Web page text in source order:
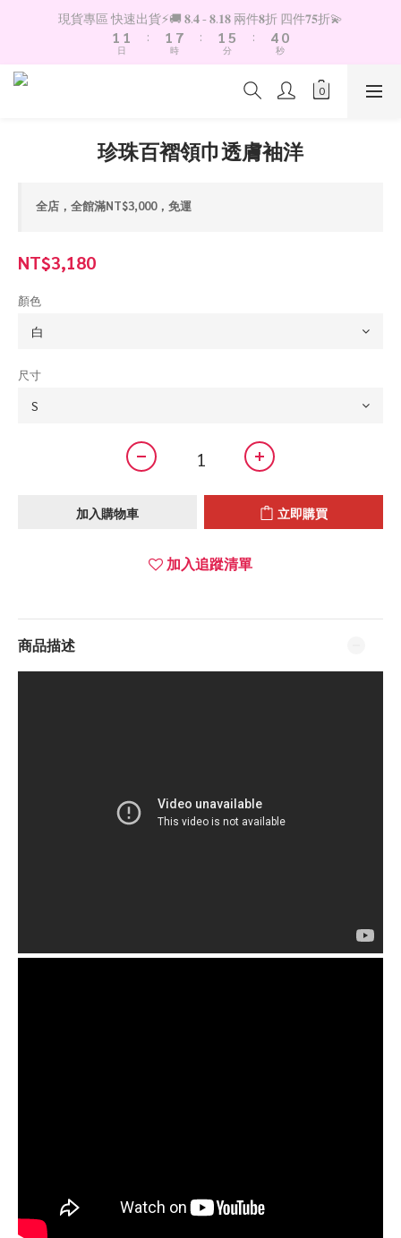
現貨專區 快速出貨⚡️🚚 𝟖.𝟒 - 𝟖.𝟏𝟖 兩件𝟖折 四件𝟕𝟓折💫
2
1
0
2
1
0
日
:
2
1
0
8
7
6
1
時
:
2
1
0
6
5
4
分
:
4
3
2
0
9
8
6
3
秒
珍珠百褶領巾透膚袖洋
全店，全館滿NT$3,000，免運
NT$3,180
顏色
尺寸
加入購物車 立即購買
加入追蹤清單
商品描述